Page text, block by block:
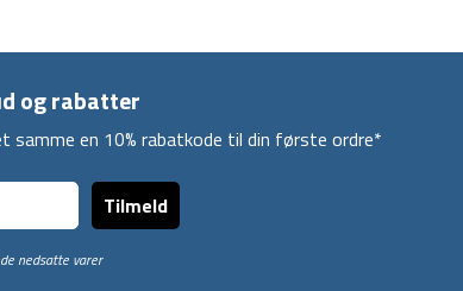
og rabatter
samme en 10% rabatkode til din første ordre*
Tilmeld
nedsatte varer